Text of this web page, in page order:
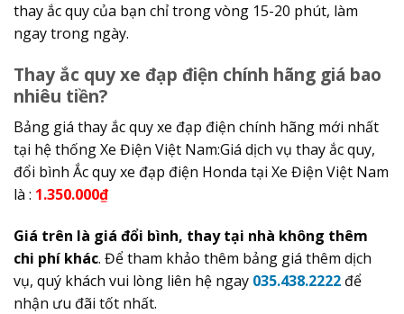
thay ắc quy của bạn chỉ trong vòng 15-20 phút, làm
ngay trong ngày.
Thay ắc quy xe đạp điện chính hãng giá bao
nhiêu tiền?
Bảng giá thay ắc quy xe đạp điện chính hãng mới nhất
tại hệ thống Xe Điện Việt Nam:Giá dịch vụ thay ắc quy,
đổi bình Ắc quy xe đạp điện Honda tại Xe Điện Việt Nam
là : 1.350.000₫
Giá trên là giá đổi bình, thay tại nhà không thêm
chi phí khác. Để tham khảo thêm bảng giá thêm dịch
vụ, quý khách vui lòng liên hệ ngay 035.438.2222 để
nhận ưu đãi tốt nhất.